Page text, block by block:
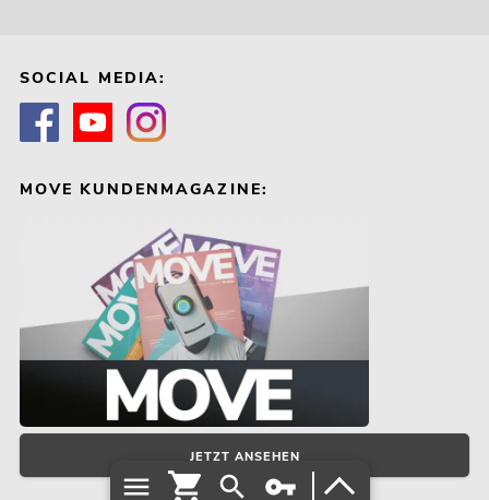
SOCIAL MEDIA:
MOVE KUNDENMAGAZINE:
JETZT ANSEHEN